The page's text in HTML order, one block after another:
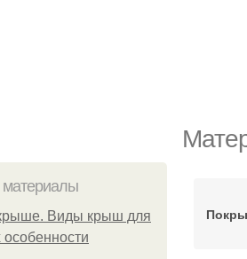
Виды крыш для